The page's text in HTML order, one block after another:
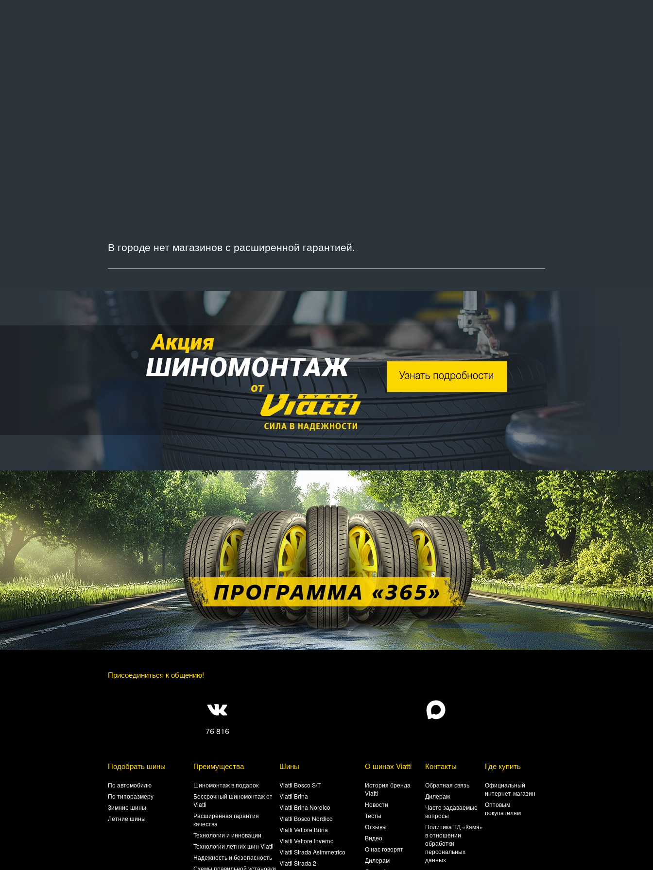
В городе нет магазинов с расширенной гарантией.
Присоединиться к общению!
76 816
Подобрать шины
По автомобилю
По типоразмеру
Зимние шины
Летние шины
Преимущества
Шиномонтаж в подарок
Бессрочный шиномонтаж от
Viatti
Расширенная гарантия
качества
Технологии и инновации
Технологии летних шин Viatti
Надежность и безопасность
Шины
Viatti Bosco S/T
Viatti Brina
Viatti Brina Nordico
Viatti Bosco Nordico
Viatti Vettore Brina
Viatti Vettore Inverno
Viatti Strada Asimmetrico
Viatti Strada 2
О шинах Viatti
История бренда
Viatti
Новости
Тесты
Отзывы
Видео
О нас говорят
Дилерам
Контакты
Обратная связь
Дилерам
Часто задаваемые
вопросы
Политика ТД «Кама»
в отношении
обработки
персональных
данных
Где купить
Официальный
интернет-магазин
Оптовым
покупателям